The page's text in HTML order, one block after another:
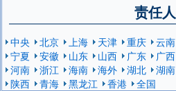
责任人
中央 北京 上海 天津 重庆 云南
宁夏
安徽 山东 山西 广东 广西
河南
浙江 海南 海外 湖北 湖南
陕西
青海 黑龙江 香港 全国